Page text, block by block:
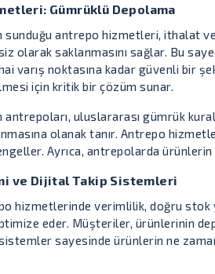
Gümrüklü Depolama
sunduğu antrepo hizmetleri, ithalat
olarak saklanmasını sağlar. Bu
varış noktasına kadar güvenli bir
için kritik bir çözüm sunar.
antrepoları, uluslararası gümrük
olanak tanır. Antrepo
Ayrıca, antrepolarda
ve Dijital Takip Sistemleri
hizmetlerinde verimlilik, doğru
eder. Müşteriler, ürünlerinin
sayesinde ürünlerin ne